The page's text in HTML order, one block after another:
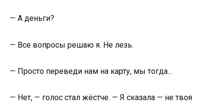
— А деньги?
— Все вопросы решаю я. Не лезь.
— Просто переведи нам на карту, мы тогда…
— Нет, — голос стал жёстче. — Я сказала — не твоя